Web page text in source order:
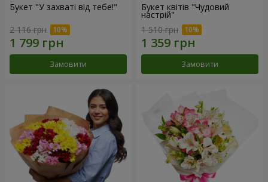
Букет "У захваті від тебе!"
2 116 грн
Замовити
Букет квітів "Чудовий
настрій"
1 510 грн
Замовити